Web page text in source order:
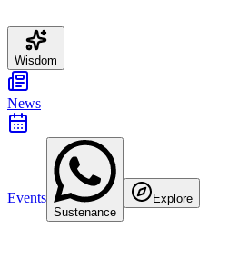
Wisdom
News
Events
Sustenance
Explore